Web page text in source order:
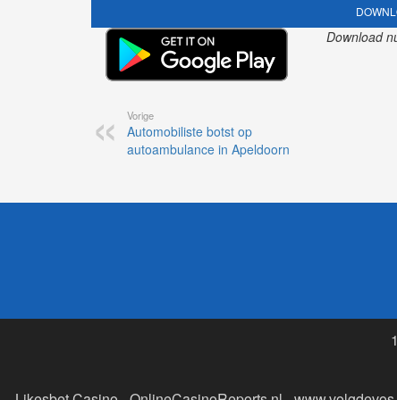
Download
Vorige
Automobiliste botst op
autoambulance in Apeldoorn